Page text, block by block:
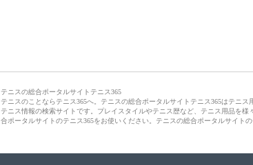
テニスの総合ポータルサイトテニス365
テニスのことならテニス365へ。テニスの総合ポータルサイトテニス365はテニ
テニス情報の検索サイトです。プレイスタイルやテニス歴など、テニス用品を
合ポータルサイトのテニス365をお使いください。テニスの総合ポータルサイト